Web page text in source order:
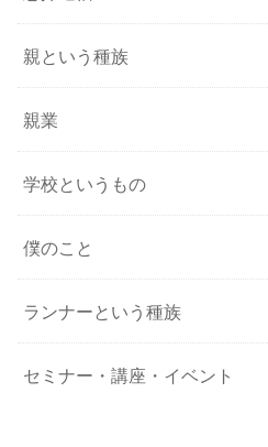
親という種族
親業
学校というもの
僕のこと
ランナーという種族
セミナー・講座・イベント